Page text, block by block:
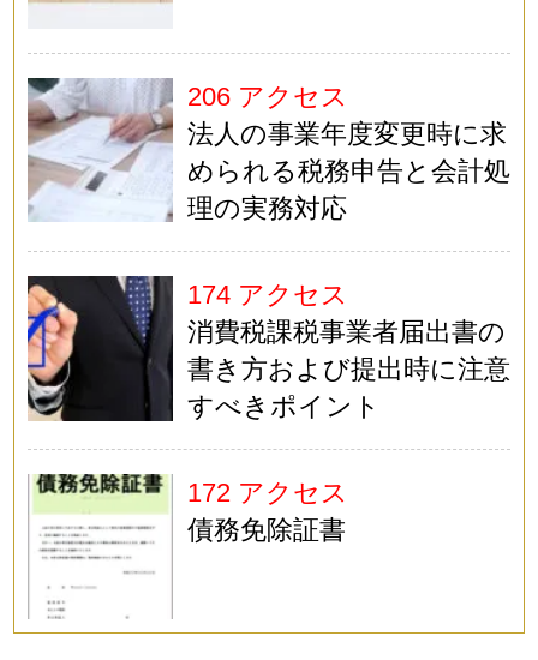
206 アクセス
法人の事業年度変更時に求
められる税務申告と会計処
理の実務対応
174 アクセス
消費税課税事業者届出書の
書き方および提出時に注意
すべきポイント
172 アクセス
債務免除証書